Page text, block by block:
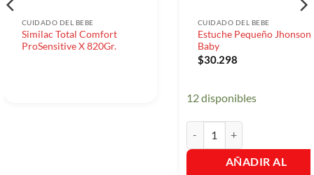
CUIDADO DEL BEBE
Similac Total Comfort
ProSensitive X 820Gr.
CUIDADO DEL BEBE
Estuche Pequeño
Baby
$30.298
12 disponibles
AÑADIR AL